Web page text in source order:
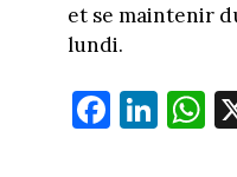
et se maintenir
lundi.
Fa
ce
Li
nk
W